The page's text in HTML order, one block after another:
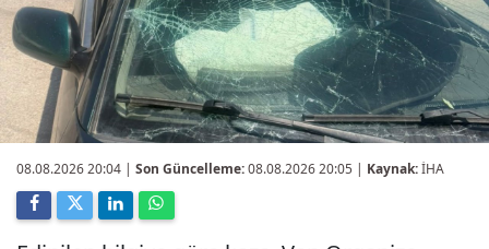
08.08.2026 20:04 | Son Güncelleme:08.08.2026 20:05 | Kaynak:İHA